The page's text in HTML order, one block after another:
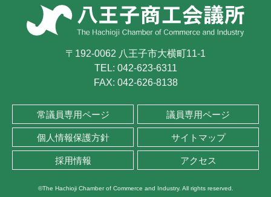
〒192-0062 八王子市大横町11-1
TEL: 042-623-6311
FAX: 042-626-8138
常議員専用ページ 議員専用ページ
個人情報保護方針 サイトマップ
採用情報 アクセス
©The Hachioji Chamber of Commerce and Industry. All rights reserved.